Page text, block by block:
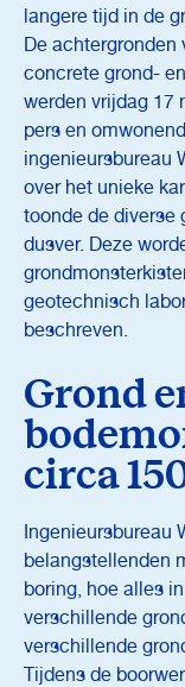
langere tijd in de
De achtergronden
concrete grond-
werden vrijdag 17
pers en
ingenieursbureau
over het unieke
toonde de diverse
dusver. Deze
geotechnisch
beschreven.
Grond
circa
Ingenieursbureau
belangstellenden
boring, hoe alles
verschillende
verschillende
Tijdens de